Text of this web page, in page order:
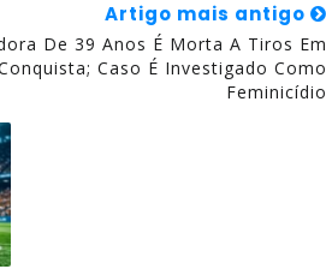
Artigo mais antigo
De 39 Anos É Morta A Tiros Em
Caso É Investigado Como
Feminicídio